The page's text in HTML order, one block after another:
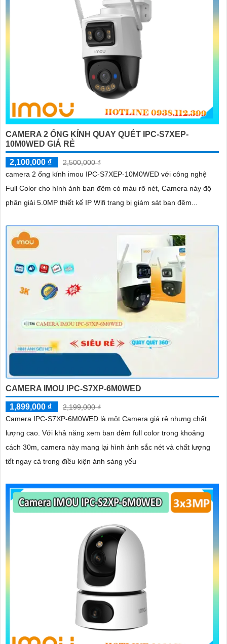
CAMERA 2 ỐNG KÍNH QUAY QUÉT IPC-S7XEP-
10M0WED GIÁ RẺ
2,100,000 ₫
2,500,000 ₫
camera 2 ống kính imou IPC-S7XEP-10M0WED với công nghệ
Full Color cho hình ảnh ban đêm có màu rõ nét, Camera này độ
phân giải 5.0MP thiết kế IP Wifi trang bị giám sát ban đêm...
CAMERA IMOU IPC-S7XP-6M0WED
1,899,000 ₫
2,199,000 ₫
Camera IPC-S7XP-6M0WED là một Camera giá rẻ nhưng chất
lượng cao. Với khả năng xem ban đêm full color trong khoảng
cách 30m, camera này mang lại hình ảnh sắc nét và chất lượng
tốt ngay cả trong điều kiện ánh sáng yếu